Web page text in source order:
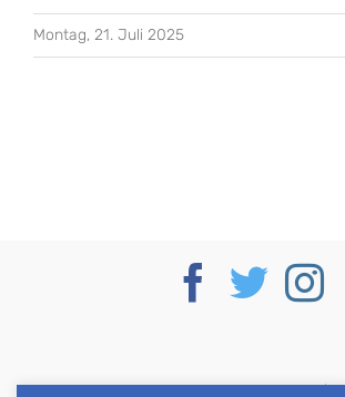
Montag, 21. Juli 2025